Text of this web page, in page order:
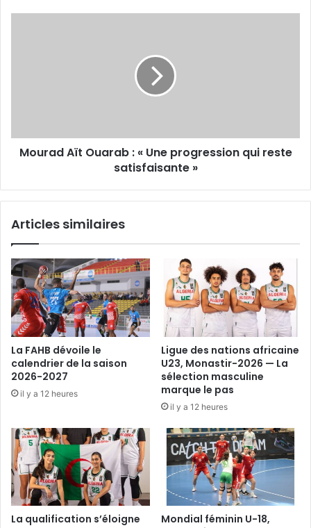
reste
satisfaisante
Mourad Aït Ouarab : « Une progression qui reste
satisfaisante »
Articles similaires
La FAHB dévoile le
calendrier de la saison
2026-2027
il y a 12 heures
Ligue des nations africaine
U23, Monastir-2026 — La
sélection masculine
marque le pas
il y a 12 heures
La qualification s’éloigne
Mondial féminin U-18,